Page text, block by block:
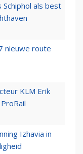
als best
nieuwe route
KLM Erik
Izhavia in